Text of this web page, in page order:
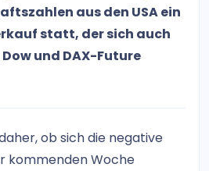
aus den USA ein
statt, der sich auch
und DAX-Future
ob sich die negative
kommenden Woche